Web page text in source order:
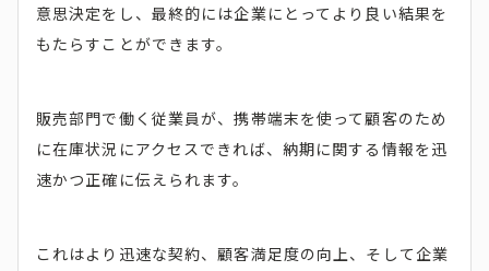
意思決定をし、最終的には企業にとってより良い結果を
もたらすことができます。
販売部門で働く従業員が、携帯端末を使って顧客のため
に在庫状況にアクセスできれば、納期に関する情報を迅
速かつ正確に伝えられます。
これはより迅速な契約、顧客満足度の向上、そして企業